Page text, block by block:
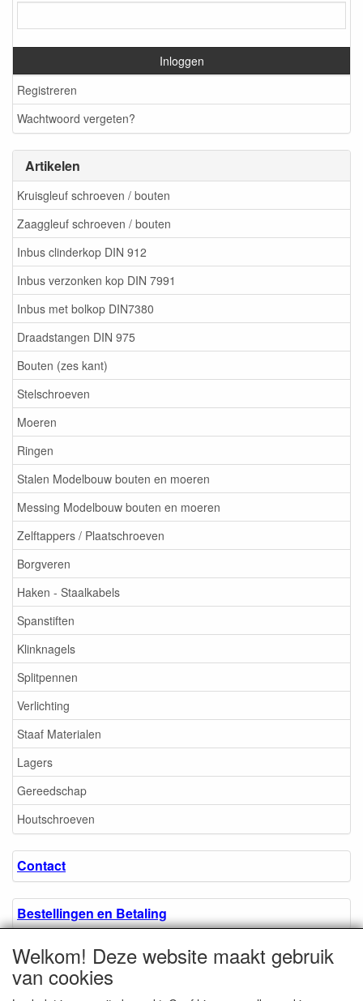
Inloggen
Registreren
Wachtwoord vergeten?
Artikelen
Kruisgleuf schroeven / bouten
Zaaggleuf schroeven / bouten
Inbus clinderkop DIN 912
Inbus verzonken kop DIN 7991
Inbus met bolkop DIN7380
Draadstangen DIN 975
Bouten (zes kant)
Stelschroeven
Moeren
Ringen
Stalen Modelbouw bouten en moeren
Messing Modelbouw bouten en moeren
Zelftappers / Plaatschroeven
Borgveren
Haken - Staalkabels
Spanstiften
Klinknagels
Splitpennen
Verlichting
Staaf Materialen
Lagers
Gereedschap
Houtschroeven
Contact
Bestellingen en Betaling
Algemene voorwaarden
Welkom! Deze website maakt gebruik
van cookies